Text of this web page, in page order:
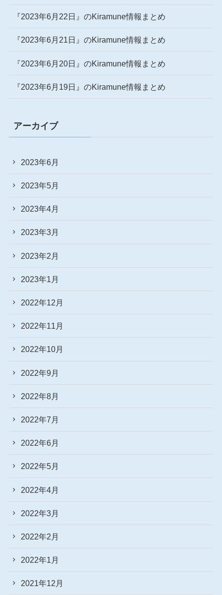
『2023年6月22日』のKiramune情報まとめ
『2023年6月21日』のKiramune情報まとめ
『2023年6月20日』のKiramune情報まとめ
『2023年6月19日』のKiramune情報まとめ
アーカイブ
2023年6月
2023年5月
2023年4月
2023年3月
2023年2月
2023年1月
2022年12月
2022年11月
2022年10月
2022年9月
2022年8月
2022年7月
2022年6月
2022年5月
2022年4月
2022年3月
2022年2月
2022年1月
2021年12月